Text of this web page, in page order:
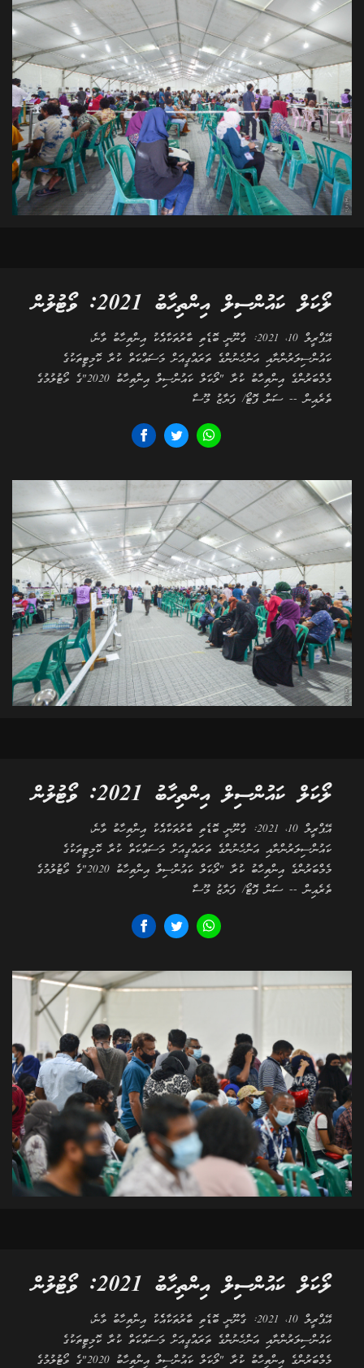
ލޯކަލް ކައުންސިލް އިންތިހާބު 2021: ވޯޓުލުން
އޭޕްރީލް 10، 2021: ގާނޫނީ ބޮޑެތި ބާރުތަކާއެެކު އިންތިހާބު ވާނެ،
ކައުންސިލަރުންނާއި އަންހެނުންގެ ތަރައްގީއަށް މަސައްކަތް ކުރާ ކޮމިޓީތަކުގެ
މެމްބަރުންގެ އިންތިހާބު ކުރާ "ލޯކަލް ކައުންސިލް އިންތިހާބު 2020"ގެ ވޯޓުލުމުގެ
ތެރެއިން -- ސަން ފޮޓޯ/ ފަޔާޒު މޫސާ
ލޯކަލް ކައުންސިލް އިންތިހާބު 2021: ވޯޓުލުން
އޭޕްރީލް 10، 2021: ގާނޫނީ ބޮޑެތި ބާރުތަކާއެެކު އިންތިހާބު ވާނެ،
ކައުންސިލަރުންނާއި އަންހެނުންގެ ތަރައްގީއަށް މަސައްކަތް ކުރާ ކޮމިޓީތަކުގެ
މެމްބަރުންގެ އިންތިހާބު ކުރާ "ލޯކަލް ކައުންސިލް އިންތިހާބު 2020"ގެ ވޯޓުލުމުގެ
ތެރެއިން -- ސަން ފޮޓޯ/ ފަޔާޒު މޫސާ
ލޯކަލް ކައުންސިލް އިންތިހާބު 2021: ވޯޓުލުން
އޭޕްރީލް 10، 2021: ގާނޫނީ ބޮޑެތި ބާރުތަކާއެެކު އިންތިހާބު ވާނެ،
ކައުންސިލަރުންނާއި އަންހެނުންގެ ތަރައްގީއަށް މަސައްކަތް ކުރާ ކޮމިޓީތަކުގެ
މެމްބަރުންގެ އިންތިހާބު ކުރާ "ލޯކަލް ކައުންސިލް އިންތިހާބު 2020"ގެ ވޯޓުލުމުގެ